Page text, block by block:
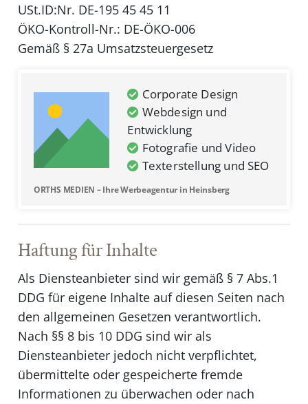
USt.ID:Nr. DE-195 45 45 11
ÖKO-Kontroll-Nr.: DE-ÖKO-006
Gemäß § 27a Umsatzsteuergesetz
Corporate Design
Webdesign und
Entwicklung
Fotografie und Video
Texterstellung und SEO
ORTHS MEDIEN – Ihre Werbeagentur in Heinsberg
Haftung für Inhalte
Als Diensteanbieter sind wir gemäß § 7 Abs.1
DDG für eigene Inhalte auf diesen Seiten nach
den allgemeinen Gesetzen verantwortlich.
Nach §§ 8 bis 10 DDG sind wir als
Diensteanbieter jedoch nicht verpflichtet,
übermittelte oder gespeicherte fremde
Informationen zu überwachen oder nach